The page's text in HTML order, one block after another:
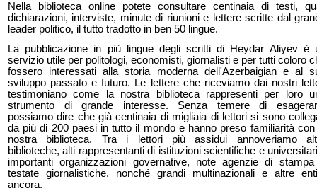
Nella biblioteca online potete consultare centinaia di testi,
dichiarazioni, interviste, minute di riunioni e lettere scritte dal
leader politico, il tutto tradotto in ben 50 lingue.
La pubblicazione in più lingue degli scritti di Heydar Aliyev è
servizio utile per politologi, economisti, giornalisti e per tutti coloro
fossero interessati alla storia moderna dell'Azerbaigian e al
sviluppo passato e futuro. Le lettere che riceviamo dai nostri
testimoniano come la nostra biblioteca rappresenti per loro
strumento di grande interesse. Senza temere di
possiamo dire che già centinaia di migliaia di lettori si sono
da più di 200 paesi in tutto il mondo e hanno preso familiarità con
nostra biblioteca. Tra i lettori più assidui annoveriamo
biblioteche, alti rappresentanti di istituzioni scientifiche e
importanti organizzazioni governative, note agenzie di
testate giornalistiche, nonché grandi multinazionali e altre
ancora.